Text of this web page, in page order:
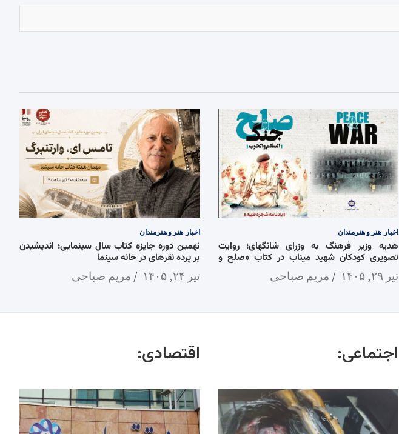
اخبار هنر و هنرمندان
هدیه وزیر فرهنگ به وزرای شانگهای؛ روایت
تصویری کودکان شهید میناب در کتاب «صلح و
تیر ۲۹, ۱۴۰۵ مریم صباحی
اخبار هنر و هنرمندان
نهمین دوره جایزه کتاب سال سینمایی؛ اندیشیدن
بر پرده نقرهای در خانه سینما
تیر ۲۴, ۱۴۰۵ مریم صباحی
اجتماعی: اقتصادی: